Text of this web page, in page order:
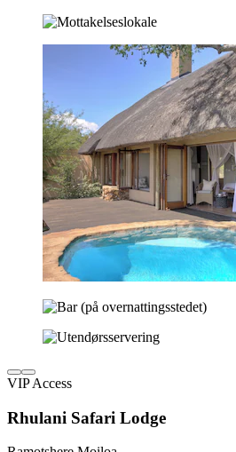
VIP Access
Rhulani Safari Lodge